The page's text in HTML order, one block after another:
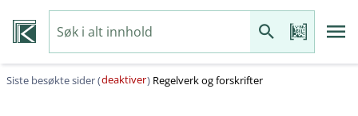
Siste besøkte sider (deaktiver) Regelverk og forskrifter